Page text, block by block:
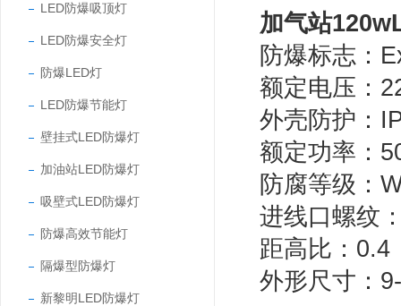
LED防爆吸顶灯
LED防爆安全灯
防爆LED灯
LED防爆节能灯
壁挂式LED防爆灯
加油站LED防爆灯
吸壁式LED防爆灯
防爆高效节能灯
隔爆型防爆灯
新黎明LED防爆灯
加气站
防爆标志：
额定电压：
外壳防护：
额定功率：
防腐等级：
进线口螺纹
距高比：0.4
外形尺寸：